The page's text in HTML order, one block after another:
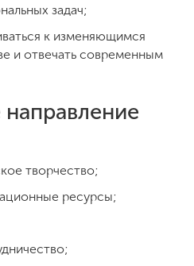
задач;
к изменяющимся
и отвечать современным
творчество;
ресурсы;